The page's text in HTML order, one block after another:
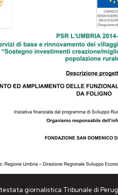
giornalistica Tribunale di